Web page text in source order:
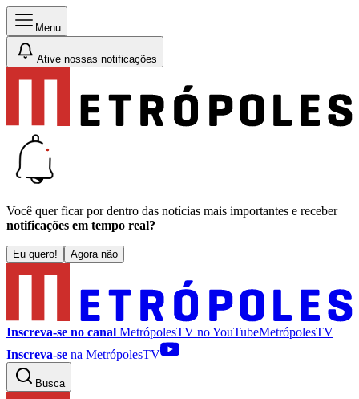
Menu
Ative nossas notificações
Você quer ficar por dentro das notícias mais importantes e receber
notificações em tempo real?
Eu quero! Agora não
Inscreva-se no canal MetrópolesTV noYouTubeMetrópolesTV
Inscreva-se na MetrópolesTV
Busca